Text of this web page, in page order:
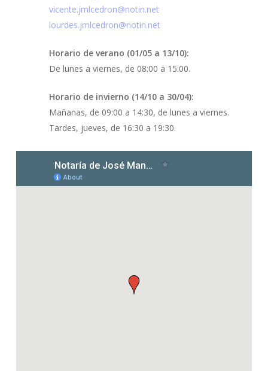
vicente.jmlcedron@notin.net
lourdes.jmlcedron@notin.net
Horario de verano (01/05 a 13/10):
De lunes a viernes, de 08:00 a 15:00.
Horario de invierno (14/10 a 30/04):
Mañanas, de 09:00 a 14:30, de lunes a viernes.
Tardes, jueves, de 16:30 a 19:30.